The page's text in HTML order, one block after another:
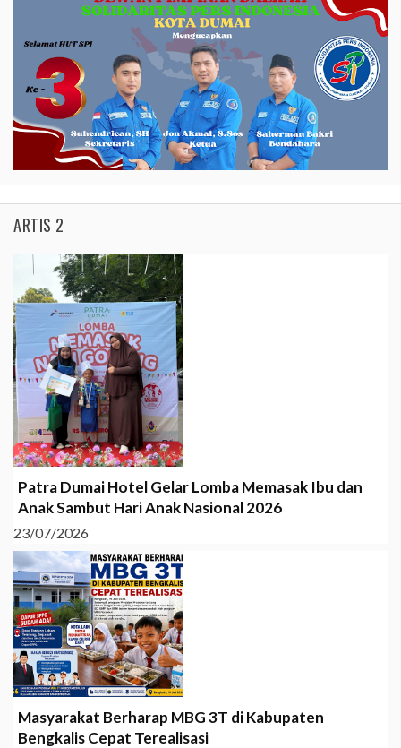
ARTIS 2
Patra Dumai Hotel Gelar Lomba Memasak Ibu dan
Anak Sambut Hari Anak Nasional 2026
23/07/2026
Masyarakat Berharap MBG 3T di Kabupaten
Bengkalis Cepat Terealisasi